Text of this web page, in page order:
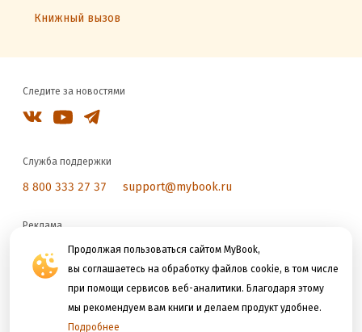
Продолжая пользоваться сайтом MyBook,
вы соглашаетесь на обработку файлов cookie, в том числе
при помощи сервисов веб-аналитики. Благодаря этому
мы рекомендуем вам книги и делаем продукт удобнее.
Подробнее
Книжный вызов
Следите за новостями
Служба поддержки
8 800 333 27 37 support@mybook.ru
Реклама
reklama@litres.ru
Мы принимаем к оплате